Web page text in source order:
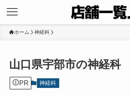
ホーム 神経科
山口県宇部市の神経科
PR 神経科